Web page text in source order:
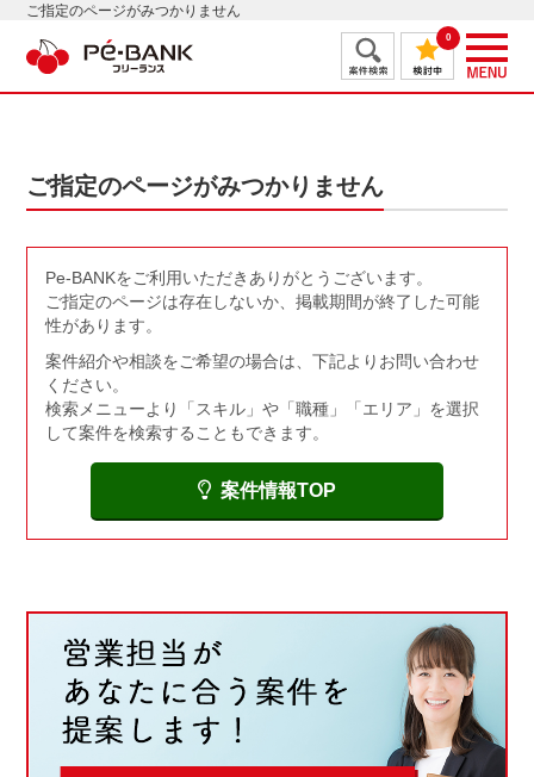
ご指定のページがみつかりません
0
ご指定のページがみつかりません
Pe-BANKをご利用いただきありがとうございます。
ご指定のページは存在しないか、掲載期間が終了した可能
性があります。
案件紹介や相談をご希望の場合は、下記よりお問い合わせ
ください。
検索メニューより「スキル」や「職種」「エリア」を選択
して案件を検索することもできます。
案件情報TOP